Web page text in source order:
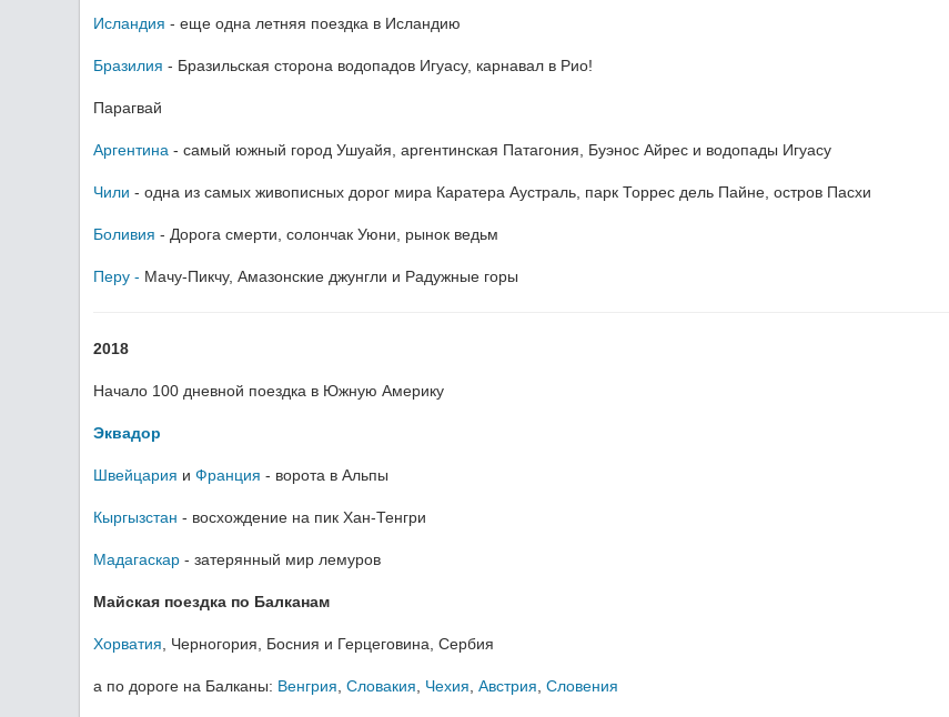
Исландия - еще одна летняя поездка в Исландию
Бразилия - Бразильская сторона водопадов Игуасу, карнавал в Рио!
Парагвай
Аргентина - самый южный город Ушуайя, аргентинская Патагония, Буэнос Айрес и водопады Игуасу
Чили - одна из самых живописных дорог мира Каратера Аустраль, парк Торрес дель Пайне, остров Пасхи
Боливия - Дорога смерти, солончак Уюни, рынок ведьм
Перу - Мачу-Пикчу, Амазонские джунгли и Радужные горы
2018
Начало 100 дневной поездка в Южную Америку
Эквадор
Швейцария и Франция - ворота в Альпы
Кыргызстан - восхождение на пик Хан-Тенгри
Мадагаскар - затерянный мир лемуров
Майская поездка по Балканам
Хорватия , Черногория, Босния и Герцеговина, Сербия
а по дороге на Балканы: Венгрия Словакия Чехия Австрия Словения